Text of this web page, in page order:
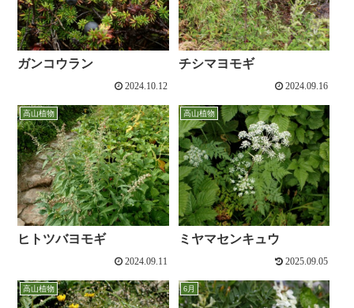
ガンコウラン
2024.10.12
チシマヨモギ
2024.09.16
高山植物
ヒトツバヨモギ
2024.09.11
高山植物
ミヤマセンキュウ
2025.09.05
高山植物 6月